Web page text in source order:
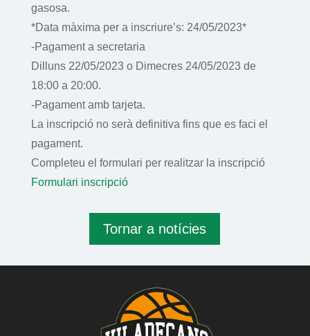
gasosa.
*Data màxima per a inscriure’s: 24/05/2023*
-Pagament a secretaria
Dilluns 22/05/2023 o Dimecres 24/05/2023 de
18:00 a 20:00.
-Pagament amb tarjeta.
La inscripció no serà definitiva fins que es faci el
pagament.
Completeu el formulari per realitzar la inscripció
Formulari inscripció
Tornar a notícies